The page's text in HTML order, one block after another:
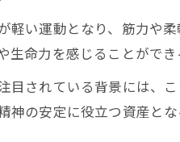
庭づくりで実現
季節ごとの庭
軽い運動となり、筋力や
命力を感じることができ
目されている背景には、
の安定に役立つ資産とな